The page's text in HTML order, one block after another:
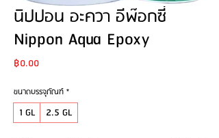
นิปปอน อะควา อีพ๊อกซี่
Nippon Aqua Epoxy
฿0.00Price
ขนาดบรรจุภัณฑ์ *
1 GL 2.5 GL